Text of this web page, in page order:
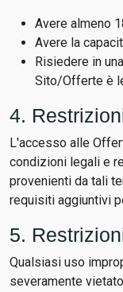
Avere almeno
Avere la
Risiedere in
Sito/Offerte è
4.
L'accesso alle
condizioni legali e
provenienti da tali
requisiti aggiuntivi
5.
Qualsiasi uso
severamente